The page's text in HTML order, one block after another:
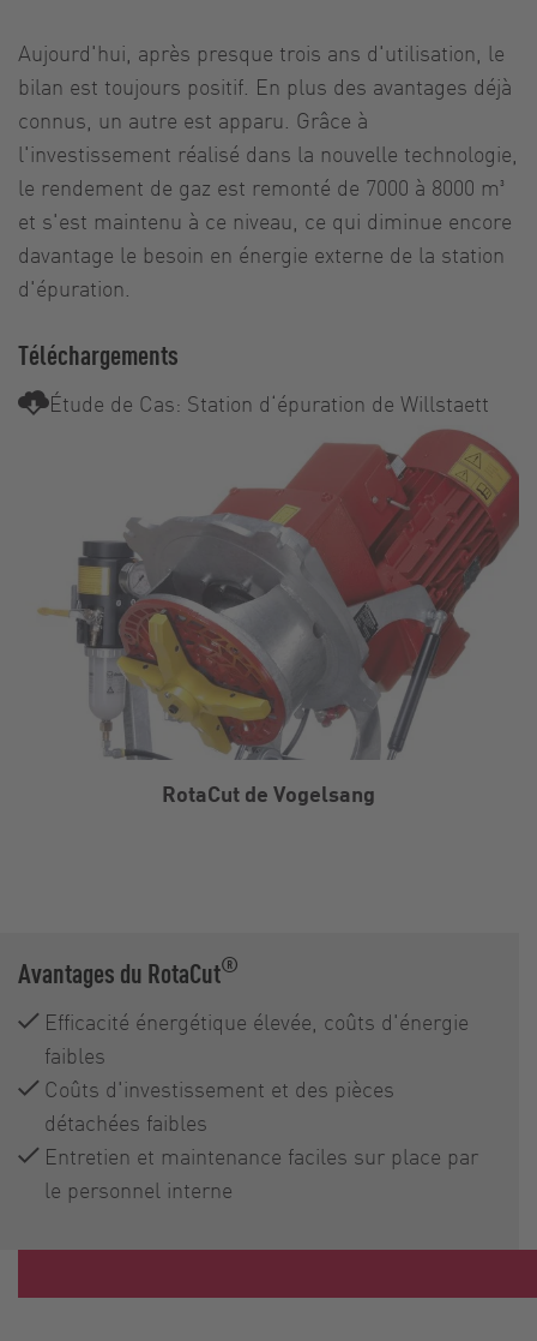
Aujourd'hui, après presque trois ans d'utilisation, le
bilan est toujours positif. En plus des avantages déjà
connus, un autre est apparu. Grâce à
l'investissement réalisé dans la nouvelle technologie,
le rendement de gaz est remonté de 7000 à 8000 m³
et s'est maintenu à ce niveau, ce qui diminue encore
davantage le besoin en énergie externe de la station
d'épuration.
Téléchargements
Étude de Cas: Station d‘épuration de Willstaett
RotaCut de Vogelsang
Avantages du RotaCut®
Efficacité énergétique élevée, coûts d'énergie
faibles
Coûts d'investissement et des pièces
détachées faibles
Entretien et maintenance faciles sur place par
le personnel interne